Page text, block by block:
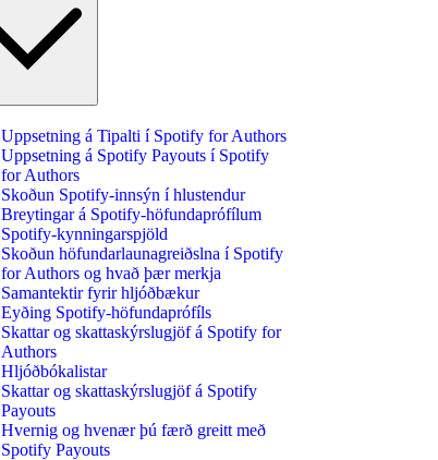
Uppsetning á Tipalti í Spotify for Authors
Uppsetning á Spotify Payouts í Spotify
for Authors
Skoðun Spotify-innsýn í hlustendur
Breytingar á Spotify-höfundaprófílum
Spotify-kynningarspjöld
Skoðun höfundarlaunagreiðslna í Spotify
for Authors og hvað þær merkja
Samantektir fyrir hljóðbækur
Eyðing Spotify-höfundaprófíls
Skattar og skattaskýrslugjöf á Spotify for
Authors
Hljóðbókalistar
Skattar og skattaskýrslugjöf á Spotify
Payouts
Hvernig og hvenær þú færð greitt með
Spotify Payouts